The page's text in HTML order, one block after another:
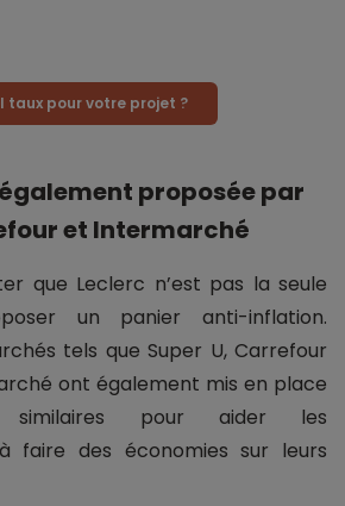
taux pour votre projet ?
proposée par
et Intermarché
que Leclerc n’est pas la seule
un panier anti-inflation.
tels que Super U, Carrefour
ont également mis en place
similaires pour aider les
faire des économies sur leurs